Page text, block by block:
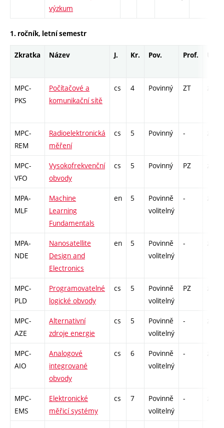
výzkum
1. ročník, letní semestr
Zkratka Název J. Kr. Pov. Prof.
MPC-
PKS
Počítačové a
komunikační sítě
cs 4 Povinný ZT zá,zk
MPC-
REM
Radioelektronická
měření
cs 5 Povinný - zá,zk
MPC-
VFO
Vysokofrekvenční
obvody
cs 5 Povinný PZ zá,zk
MPA-
MLF
Machine
Learning
Fundamentals
en 5
Povinně
volitelný
- zá,zk
MPA-
NDE
Nanosatellite
Design and
Electronics
en 5
Povinně
volitelný
- zá,zk
MPC-
PLD
Programovatelné
logické obvody
cs 5
Povinně
volitelný
PZ zá,zk
MPC-
AZE
Alternativní
zdroje energie
cs 5
Povinně
volitelný
- zá,zk
MPC-
AIO
Analogové
integrované
obvody
cs 6
Povinně
volitelný
- zá,zk
MPC-
EMS
Elektronické
měřicí systémy
cs 7
Povinně
volitelný
- zá,zk